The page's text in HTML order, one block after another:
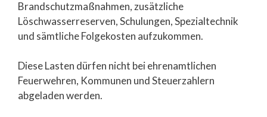
Brandschutzmaßnahmen, zusätzliche
Löschwasserreserven, Schulungen, Spezialtechnik
und sämtliche Folgekosten aufzukommen.
Diese Lasten dürfen nicht bei ehrenamtlichen
Feuerwehren, Kommunen und Steuerzahlern
abgeladen werden.